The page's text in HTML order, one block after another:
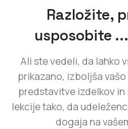
Razložite,
usposobite
Ali ste vedeli, da lahko
prikazano, izboljša
predstavitve izdelkov
lekcije tako, da
dogaja na